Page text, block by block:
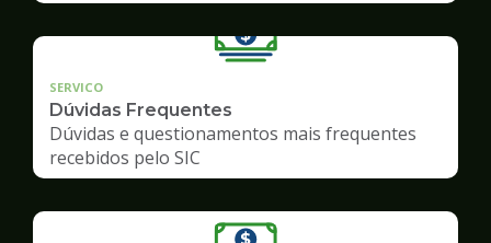
SERVICO
Dúvidas Frequentes
Dúvidas e questionamentos mais frequentes
recebidos pelo SIC